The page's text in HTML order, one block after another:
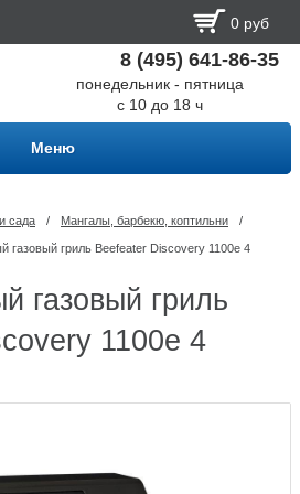
0 руб
8 (495) 641-86-35
понедельник - пятница
с 10 до 18 ч
Меню
сада / Мангалы, барбекю, коптильни /
газовый гриль Beefeater Discovery 1100e 4
газовый гриль
1100e 4